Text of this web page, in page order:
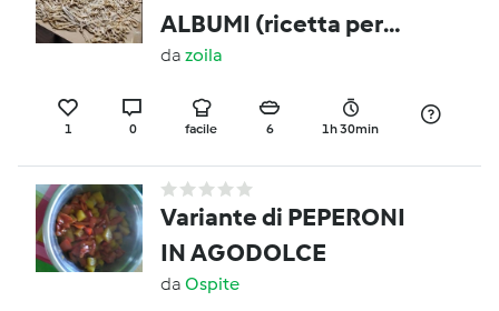
ALBUMI (ricetta per
smaltire gli albumi)
da zoila
1 0 facile 6 1h 30min
Variante di PEPERONI
IN AGODOLCE
da Ospite